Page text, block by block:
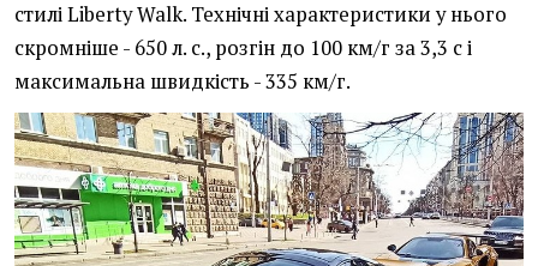
стилі Liberty Walk. Технічні характеристики у нього
скромніше - 650 л. с., розгін до 100 км/г за 3,3 с і
максимальна швидкість - 335 км/г.